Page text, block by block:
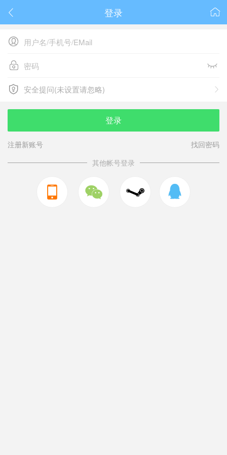
 
登录

 
 
安全提问(未设置请忽略)
安全提问(未设置请忽略)
登录
注册新账号
找回密码
其他帐号登录
  